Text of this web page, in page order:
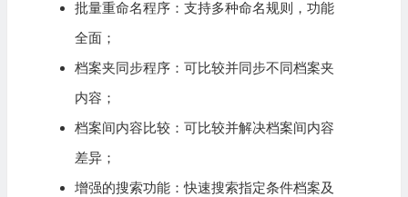
批量重命名程序：支持多种命名规则，功能
全面；
档案夹同步程序：可比较并同步不同档案夹
内容；
档案间内容比较：可比较并解决档案间内容
差异；
增强的搜索功能：快速搜索指定条件档案及